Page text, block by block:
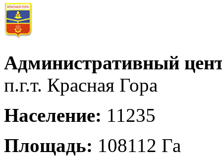
Административный
п.г.т. Красная Гора
Население: 11235
Площадь: 108112 Га